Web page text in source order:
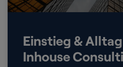
Einstieg &
Inhouse